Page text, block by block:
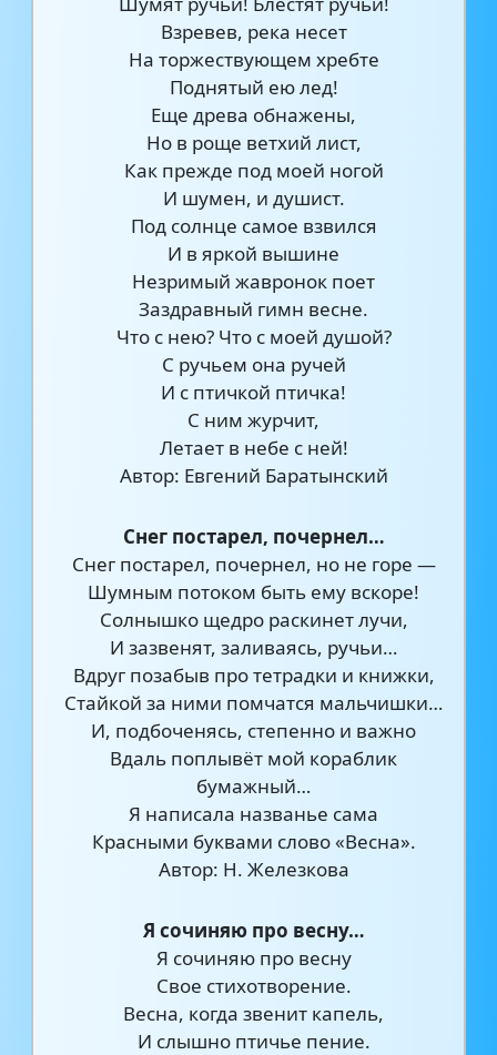
Взревев, река несет
На торжествующем хребте
Поднятый ею лед!
Еще древа обнажены,
Но в роще ветхий лист,
Как прежде под моей ногой
И шумен, и душист.
Под солнце самое взвился
И в яркой вышине
Незримый жавронок поет
Заздравный гимн весне.
Что с нею? Что с моей душой?
С ручьем она ручей
И с птичкой птичка!
С ним журчит,
Летает в небе с ней!
Автор: Евгений Баратынский
Снег постарел, почернел…
Снег постарел, почернел, но не горе —
Шумным потоком быть ему вскоре!
Солнышко щедро раскинет лучи,
И зазвенят, заливаясь, ручьи…
Вдруг позабыв про тетрадки и книжки,
Стайкой за ними помчатся мальчишки…
И, подбоченясь, степенно и важно
Вдаль поплывёт мой кораблик
бумажный…
Я написала названье сама
Красными буквами слово «Весна».
Автор: Н. Железкова
Я сочиняю про весну…
Я сочиняю про весну
Свое стихотворение.
Весна, когда звенит капель,
И слышно птичье пение.